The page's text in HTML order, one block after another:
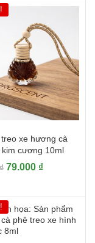
xe hương cà
cương 10ml
₫ Giá
109.000 ₫.
79.000 ₫Giá
79.000 ₫.